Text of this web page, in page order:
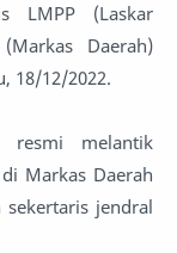
LMPP (Laskar
Daerah)
18/12/2022.
resmi melantik
Markas Daerah
sekertaris jendral